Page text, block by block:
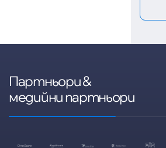
Партньори &
медийни партньори
100%